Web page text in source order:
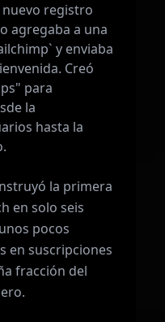
registro
agregaba a una
y enviaba
Creó
para
la
hasta la
la primera
en solo seis
pocos
en suscripciones
fracción del